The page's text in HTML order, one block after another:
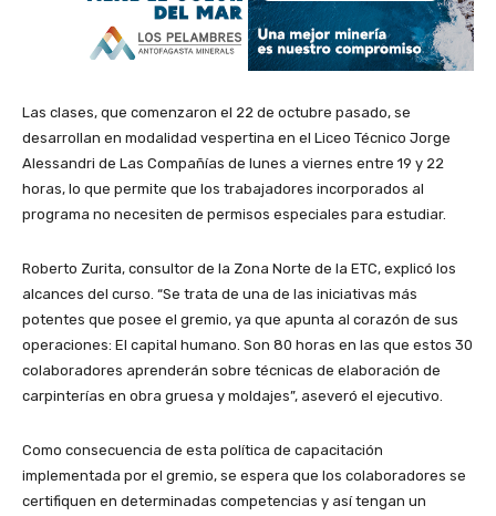
Las clases, que comenzaron el 22 de octubre pasado, se
desarrollan en modalidad vespertina en el Liceo Técnico Jorge
Alessandri de Las Compañías de lunes a viernes entre 19 y 22
horas, lo que permite que los trabajadores incorporados al
programa no necesiten de permisos especiales para estudiar.
Roberto Zurita, consultor de la Zona Norte de la ETC, explicó los
alcances del curso. “Se trata de una de las iniciativas más
potentes que posee el gremio, ya que apunta al corazón de sus
operaciones: El capital humano. Son 80 horas en las que estos 30
colaboradores aprenderán sobre técnicas de elaboración de
carpinterías en obra gruesa y moldajes”, aseveró el ejecutivo.
Como consecuencia de esta política de capacitación
implementada por el gremio, se espera que los colaboradores se
certifiquen en determinadas competencias y así tengan un